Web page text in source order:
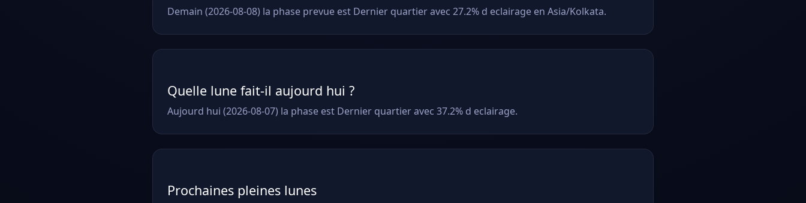
Demain (2026-08-08) la phase prevue est Dernier quartier avec 27.2% d eclairage en Asia/Kolkata.
Quelle lune fait-il aujourd hui ?
Aujourd hui (2026-08-07) la phase est Dernier quartier avec 37.2% d eclairage.
Prochaines pleines lunes